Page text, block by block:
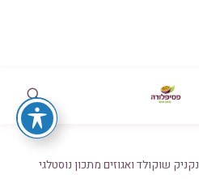
נקניק שוקולד ואגוזים מתכון נוסטלגי